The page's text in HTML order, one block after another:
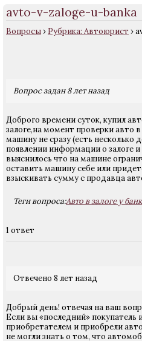
avto-v-zaloge-u-banka
Вопросы› Рубрика: Автоюрист ›
Вопрос задан 8 лет назад
Доброго времени суток, купил
залоге,на момент проверки авто
машину не сразу (есть несколько
появлении информации о залоге
выяснилось что на машине
оставить машину себе или
взыскивать сумму с продавца
Теги вопроса:Авто в залоге у
1 ответ
Отвечено 8 лет назад
Добрый день! отвечая на ваш
Если вы «последний» покупатель
приобретателем и приобрели
не могли знать о том, что